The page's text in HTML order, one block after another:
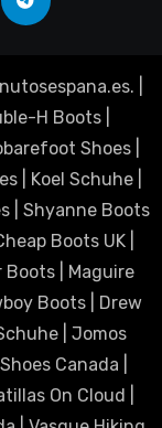
. |
H Boots
Shoes|
| Koel Schuhe|
| Shyanne Boots
Boots UK
Boots| Maguire
Boots| Drew
Jomos
Canada
On Cloud